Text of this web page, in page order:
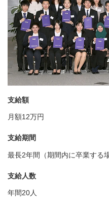
支給額
月額12万円
支給期間
最長2年間（期間内に卒業する
支給人数
年間20人